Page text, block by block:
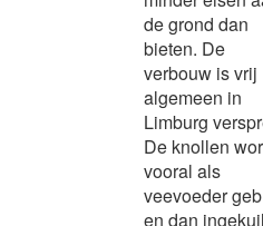
de grond dan
bieten. De
verbouw is vrij
algemeen in
Limburg
De knollen
vooral als
veevoeder
en dan